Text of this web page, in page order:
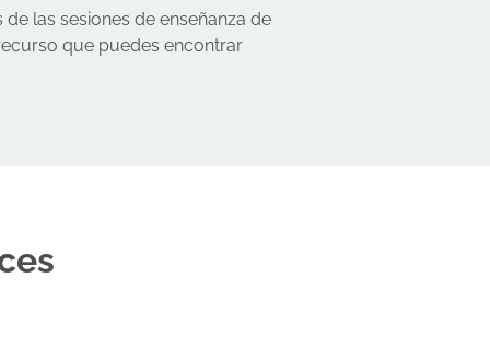
las sesiones de enseñanza de
que puedes encontrar